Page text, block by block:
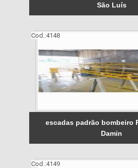
São Luís
Cod.:4148
escadas padrão bombeiro
Damin
Cod.:4149